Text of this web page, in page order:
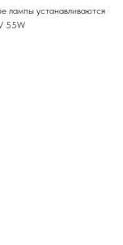
лампы устанавливаются
55W